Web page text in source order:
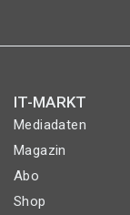
IT-MARKT
Mediadaten
Magazin
Abo
Shop